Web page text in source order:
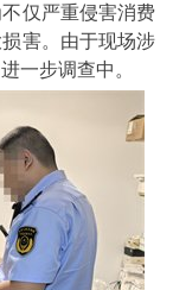
仅严重侵害消费
害。由于现场涉
一步调查中。